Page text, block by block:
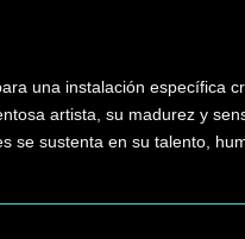
una instalación específica
artista, su madurez y
se sustenta en su talento,